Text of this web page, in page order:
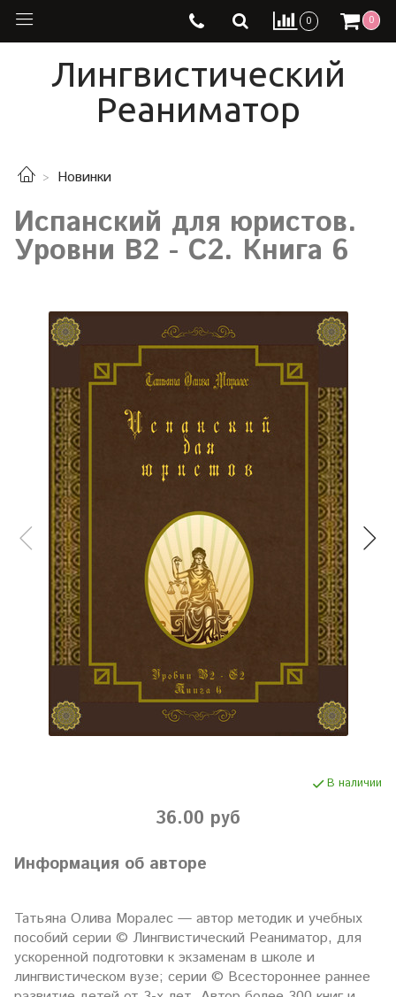
0 0
Лингвистический
Реаниматор
Новинки
Испанский для юристов.
Уровни В2 - С2. Книга 6
В наличии
36.00 руб
Информация об авторе
Татьяна Олива Моралес — автор методик и учебных
пособий серии © Лингвистический Реаниматор, для
ускоренной подготовки к экзаменам в школе и
лингвистическом вузе; серии © Всестороннее раннее